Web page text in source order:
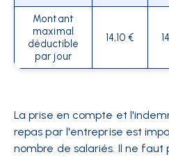
Montant
maximal
déductible
par jour
14,10 €
La prise en compte et
repas par l'entreprise est
nombre de salariés. Il ne faut